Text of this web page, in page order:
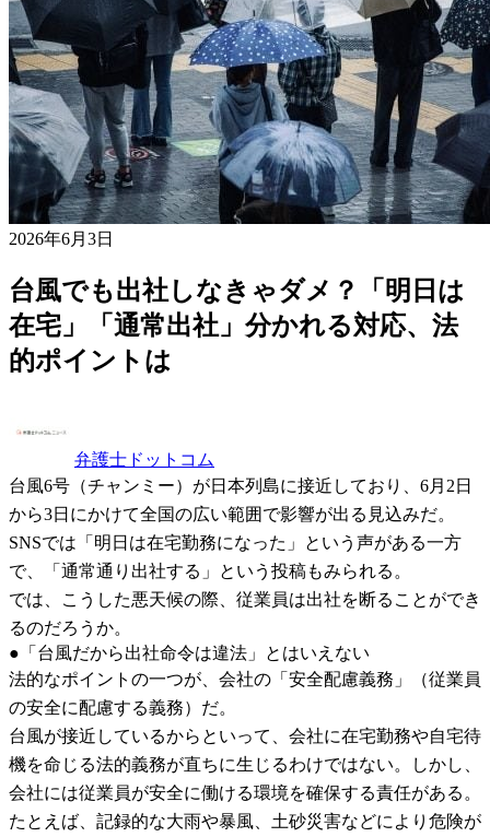
2026年6月3日
台風でも出社しなきゃダメ？「明日は
在宅」「通常出社」分かれる対応、法
的ポイントは
弁護士ドットコム
台風6号（チャンミー）が日本列島に接近しており、6月2日
から3日にかけて全国の広い範囲で影響が出る見込みだ。
SNSでは「明日は在宅勤務になった」という声がある一方
で、「通常通り出社する」という投稿もみられる。
では、こうした悪天候の際、従業員は出社を断ることができ
るのだろうか。
●「台風だから出社命令は違法」とはいえない
法的なポイントの一つが、会社の「安全配慮義務」（従業員
の安全に配慮する義務）だ。
台風が接近しているからといって、会社に在宅勤務や自宅待
機を命じる法的義務が直ちに生じるわけではない。しかし、
会社には従業員が安全に働ける環境を確保する責任がある。
たとえば、記録的な大雨や暴風、土砂災害などにより危険が